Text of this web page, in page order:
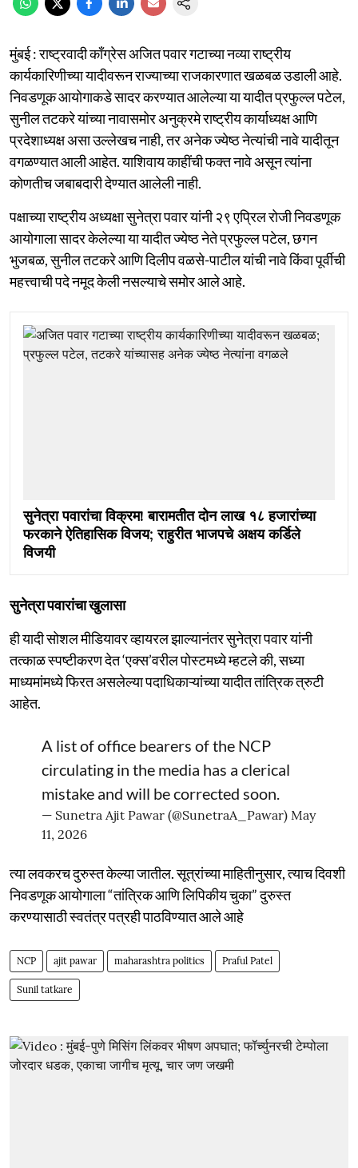
मुंबई : राष्ट्रवादी काँग्रेस अजित पवार गटाच्या नव्या राष्ट्रीय
कार्यकारिणीच्या यादीवरून राज्याच्या राजकारणात खळबळ उडाली आहे.
निवडणूक आयोगाकडे सादर करण्यात आलेल्या या यादीत प्रफुल्ल पटेल,
सुनील तटकरे यांच्या नावासमोर अनुक्रमे राष्ट्रीय कार्याध्यक्ष आणि
प्रदेशाध्यक्ष असा उल्लेखच नाही, तर अनेक ज्येष्ठ नेत्यांची नावे यादीतून
वगळण्यात आली आहेत. याशिवाय काहींची फक्त नावे असून त्यांना
कोणतीच जबाबदारी देण्यात आलेली नाही.
पक्षाच्या राष्ट्रीय अध्यक्षा सुनेत्रा पवार यांनी २९ एप्रिल रोजी निवडणूक
आयोगाला सादर केलेल्या या यादीत ज्येष्ठ नेते प्रफुल्ल पटेल, छगन
भुजबळ, सुनील तटकरे आणि दिलीप वळसे-पाटील यांची नावे किंवा पूर्वीची
महत्त्वाची पदे नमूद केली नसल्याचे समोर आले आहे.
सुनेत्रा पवारांचा विक्रम! बारामतीत दोन लाख १८ हजारांच्या
फरकाने ऐतिहासिक विजय; राहुरीत भाजपचे अक्षय कर्डिले
विजयी
सुनेत्रा पवारांचा खुलासा
ही यादी सोशल मीडियावर व्हायरल झाल्यानंतर सुनेत्रा पवार यांनी
तत्काळ स्पष्टीकरण देत ‘एक्स’वरील पोस्टमध्ये म्हटले की, सध्या
माध्यमांमध्ये फिरत असलेल्या पदाधिकाऱ्यांच्या यादीत तांत्रिक त्रुटी
आहेत.
A list of office bearers of the NCP
circulating in the media has a clerical
mistake and will be corrected soon.
— Sunetra Ajit Pawar (@SunetraA_Pawar) May
11, 2026
त्या लवकरच दुरुस्त केल्या जातील. सूत्रांच्या माहितीनुसार, त्याच दिवशी
निवडणूक आयोगाला “तांत्रिक आणि लिपिकीय चुका” दुरुस्त
करण्यासाठी स्वतंत्र पत्रही पाठविण्यात आले आहे
NCP ajit pawar maharashtra politics Praful Patel
Sunil tatkare